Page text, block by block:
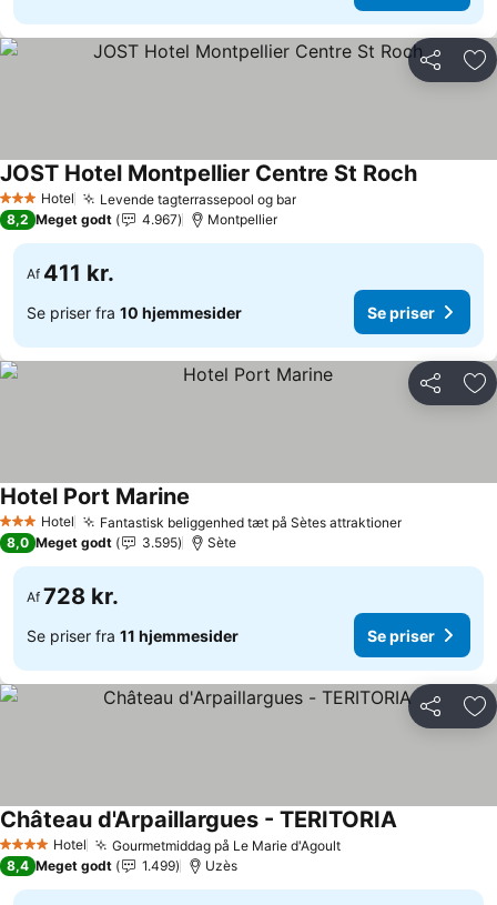
Del
3 StjernerHotel Levende tagterrassepool og barSe priser
JOST Hotel Montpellier Centre St RochSe priser
8,2 Meget godt 4.967 Montpellier
Af 411 kr.
Se priser fra 10 hjemmesider Se priser
Del
3 StjernerHotel Fantastisk beliggenhed tæt på Sètes attraktionerSe priser
Hotel Port Marine
8,0 Meget godt 3.595 Sète
Af 728 kr.
Se priser fra 11 hjemmesider Se priser
Del
4 StjernerHotel Gourmetmiddag på Le Marie d'AgoultSe priser
Château d'Arpaillargues - TERITORIASe priser
8,4 Meget godt 1.499 Uzès